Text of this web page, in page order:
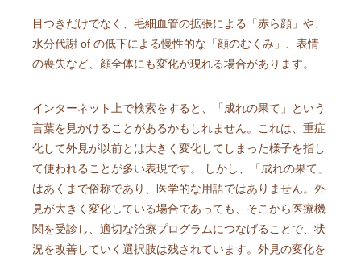
目つきだけでなく、毛細血管の拡張による「赤ら顔」や、
水分代謝 of の低下による慢性的な「顔のむくみ」、表情
の喪失など、顔全体にも変化が現れる場合があります。
インターネット上で検索をすると、「成れの果て」という
言葉を見かけることがあるかもしれません。これは、重症
化して外見が以前とは大きく変化してしまった様子を指し
て使われることが多い表現です。 しかし、「成れの果て」
はあくまで俗称であり、医学的な用語ではありません。外
見が大きく変化している場合であっても、そこから医療機
関を受診し、適切な治療プログラムにつなげることで、状
況を改善していく選択肢は残されています。外見の変化を